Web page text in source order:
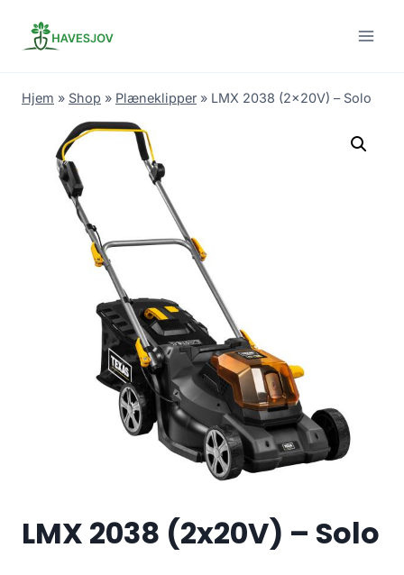
Hjem » Shop » Plæneklipper » LMX 2038 (2x20V) – Solo
LMX 2038 (2x20V) – Solo